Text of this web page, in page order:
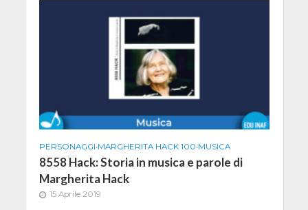
PERSONAGGI•MARGHERITA HACK 100•MUSICA
8558 Hack: Storia in musica e parole di
Margherita Hack
15 Aprile 2019